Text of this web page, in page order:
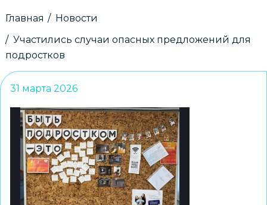
Строка
Главная
Новости
Участились случаи опасных предложений для
подростков
31 марта 2026